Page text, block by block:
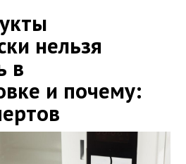
нельзя
в
и почему: